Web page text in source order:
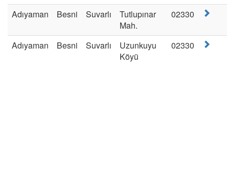
Adıyaman Besni Suvarlı
Tutlupınar
Mah.
02330
Adıyaman Besni Suvarlı
Uzunkuyu
Köyü
02330